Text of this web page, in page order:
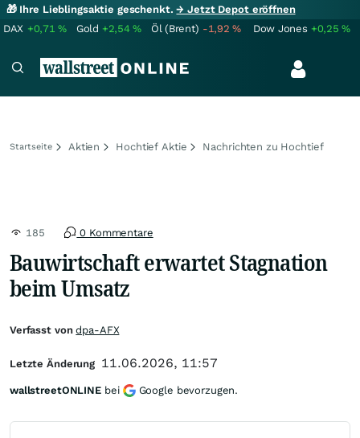
🎁 Ihre Lieblingsaktie geschenkt.→ Jetzt Depot eröffnen
DAX +0,71% Gold +2,54% Öl (Brent) -1,92% Dow Jones +0,25%
Startseite Aktien Hochtief Aktie Nachrichten zu Hochtief
185 0 Kommentare
Bauwirtschaft erwartet Stagnation
beim Umsatz
Verfasst vondpa-AFX
Letzte Änderung 11.06.2026, 11:57
wallstreetONLINE bei Google bevorzugen.